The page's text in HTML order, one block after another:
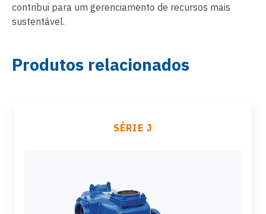
contribui para um gerenciamento de recursos mais
sustentável.
Produtos relacionados
SÉRIE J